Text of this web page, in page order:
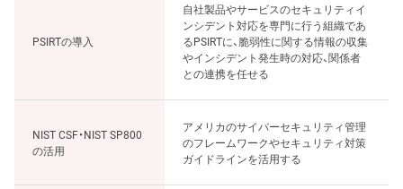
PSIRTの導入
自社製品やサービスのセキュリティイ
ンシデント対応を専門に行う組織であ
るPSIRTに、脆弱性に関する情報の収集
やインシデント発生時の対応、関係者
との連携を任せる
NIST CSF・NIST SP800
の活用
アメリカのサイバーセキュリティ管理
のフレームワークやセキュリティ対策
ガイドラインを活用する